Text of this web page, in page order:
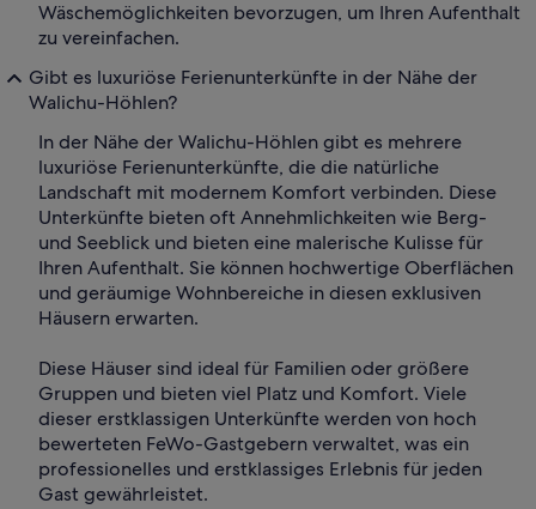
Wäschemöglichkeiten bevorzugen, um Ihren Aufenthalt
zu vereinfachen.
Gibt es luxuriöse Ferienunterkünfte in der Nähe der
Walichu-Höhlen?
In der Nähe der Walichu-Höhlen gibt es mehrere
luxuriöse Ferienunterkünfte, die die natürliche
Landschaft mit modernem Komfort verbinden. Diese
Unterkünfte bieten oft Annehmlichkeiten wie Berg-
und Seeblick und bieten eine malerische Kulisse für
Ihren Aufenthalt. Sie können hochwertige Oberflächen
und geräumige Wohnbereiche in diesen exklusiven
Häusern erwarten.
Diese Häuser sind ideal für Familien oder größere
Gruppen und bieten viel Platz und Komfort. Viele
dieser erstklassigen Unterkünfte werden von hoch
bewerteten FeWo-Gastgebern verwaltet, was ein
professionelles und erstklassiges Erlebnis für jeden
Gast gewährleistet.